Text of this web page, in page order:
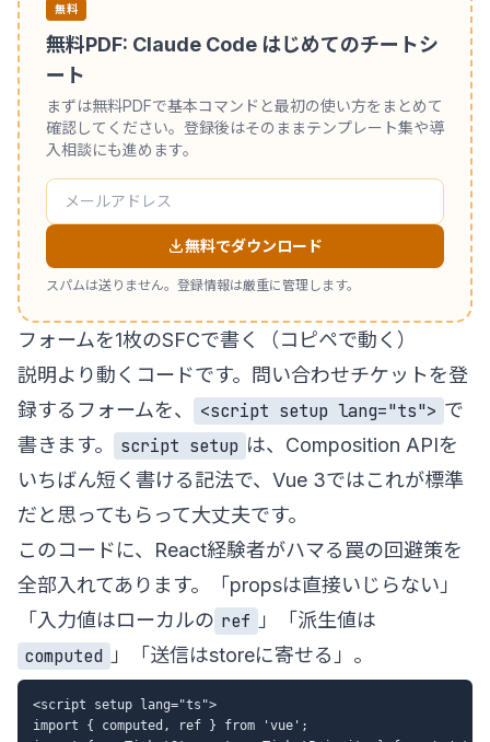
無料
無料PDF: Claude Code はじめてのチートシ
ート
まずは無料PDFで基本コマンドと最初の使い方をまとめて
確認してください。登録後はそのままテンプレート集や導
入相談にも進めます。
無料でダウンロード
スパムは送りません。登録情報は厳重に管理します。
フォームを1枚のSFCで書く（コピペで動く）
説明より動くコードです。問い合わせチケットを登
録するフォームを、
<script setup lang="ts"> で
書きます。
script setup は、Composition APIを
いちばん短く書ける記法で、Vue 3ではこれが標準
だと思ってもらって大丈夫です。
このコードに、React経験者がハマる罠の回避策を
全部入れてあります。「propsは直接いじらない」
「入力値はローカルの ref
」「派生値は
computed
」「送信はstoreに寄せる」。
<script setup lang="ts">
import { computed, ref } from 'vue';